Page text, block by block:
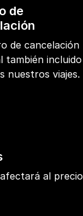
de
de cancelación
también incluido
nuestros viajes.
al precio